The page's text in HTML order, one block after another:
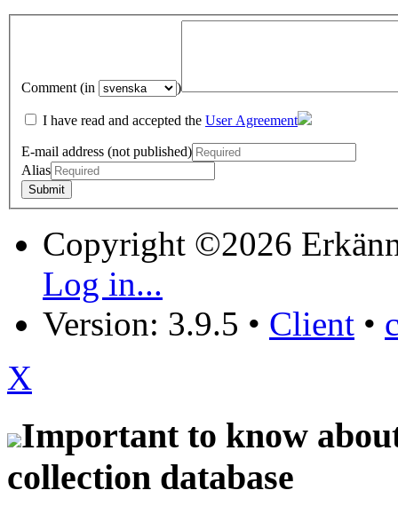
Comment (in )
I have read and accepted the User Agreement
E-mail address (not published)
Alias
Copyright ©2026
Log in...
Version: 3.9.5 • Client •
X
Important to know
collection database